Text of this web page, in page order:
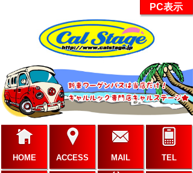
PC表示
HOME ACCESS MAIL TEL